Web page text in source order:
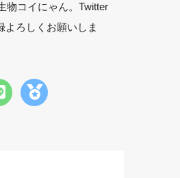
物コイにゃん。Twitter
よろしくお願いしま